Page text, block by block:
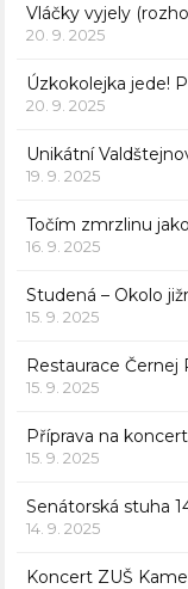
Vláčky vyjely
20. 9. 2025
Úzkokolejka jede!
20. 9. 2025
Unikátní
19. 9. 2025
Točím zmrzlinu
16. 9. 2025
Studená – Okolo
15. 9. 2025
Restaurace Černej
15. 9. 2025
Příprava na
15. 9. 2025
Senátorská stuha
14. 9. 2025
Koncert ZUŠ